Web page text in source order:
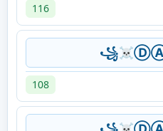
116
108